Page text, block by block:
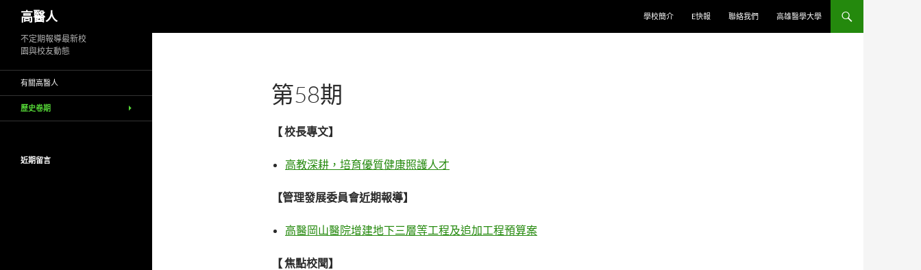
主
容
高醫人 學校簡介 E快報 聯絡我們 高雄醫學大學
第58期
【 校長專文】
高教深耕，培育優質健康照護人才
【管理發展委員會近期報導】
高醫岡山醫院增建地下三層等工程及追加工程預算案
【 焦點校聞】
不定期報導最新校
園與校友動態
有關高醫人
歷史卷期
近期留言